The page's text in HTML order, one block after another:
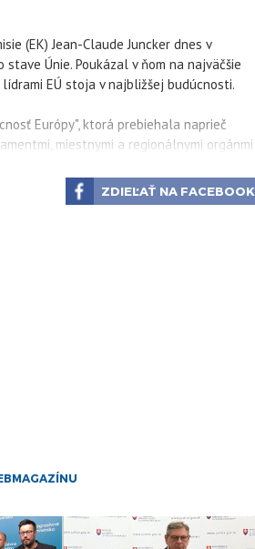
(EK) Jean-Claude Juncker dnes v
Únie. Poukázal v ňom na najväčšie
EÚ stoja v najbližšej budúcnosti.
Európy", ktorá prebiehala naprieč
miestnymi a regionálnymi orgánmi
politike EÚ, eurozóne, sociálnemu
upozornili, dodal, že Slováci,
kvality ako ich spoluobčania v
ZDIEĽAŤ NA FACEBOOK